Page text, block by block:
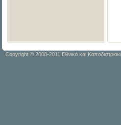
Copyright © 2008-2011 Εθνικό και